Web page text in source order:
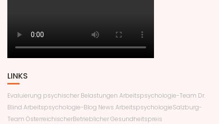
LINKS
Evaluierung psychischer Belastungen Arbeitspsychologie-Team Dr.
Blind Arbeitspsychologie-Blog News ArbeitspsychologieSalzburg-
Team ÖsterreichischerBetrieblicher Gesundheitspreis